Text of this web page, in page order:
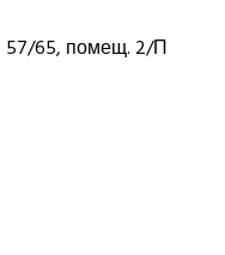
57/65, помещ. 2/П